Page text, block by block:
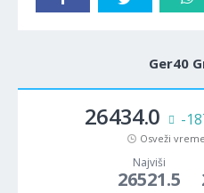
Ger40
26434.0 -
Osveži
Najviši
26521.5